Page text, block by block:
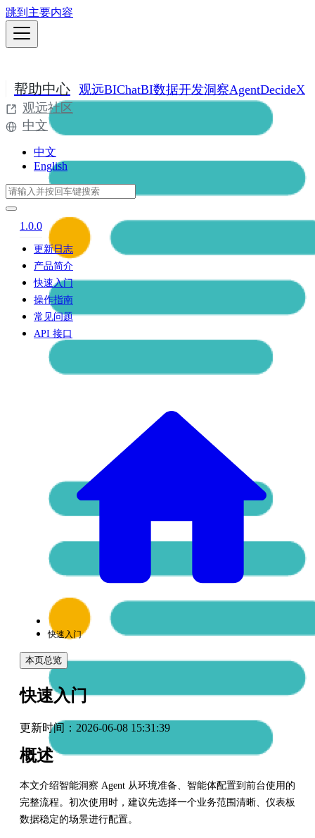
跳到主要内容
帮助中心 观远BIChatBI数据开发洞察AgentDecideX
观远社区
中文
中文
English
1.0.0
更新日志
产品简介
快速入门
操作指南
常见问题
API 接口
快速入门
本页总览
快速入门
更新时间： 2026-06-08 15:31:39
概述
本文介绍智能洞察 Agent 从环境准备、智能体配置到前台使用的
完整流程。初次使用时，建议先选择一个业务范围清晰、仪表板
数据稳定的场景进行配置。